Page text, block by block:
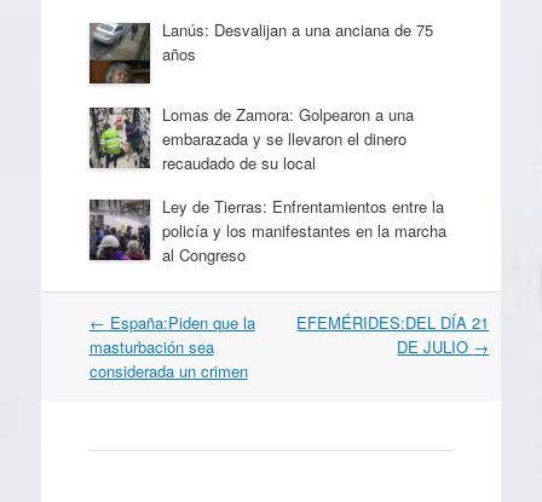
Lanús: Desvalijan a una anciana de 75
años
Lomas de Zamora: Golpearon a una
embarazada y se llevaron el dinero
recaudado de su local
Ley de Tierras: Enfrentamientos entre la
policía y los manifestantes en la marcha
al Congreso
Navegación
por
artículos
← España:Piden que la
masturbación sea
considerada un crimen
EFEMÉRIDES:DEL DÍA 21
DE JULIO →